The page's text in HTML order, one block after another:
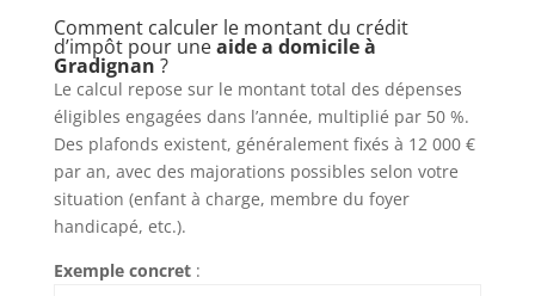
Comment calculer le montant du crédit
d’impôt pour uneaide a domicile à
Gradignan ?
Le calcul repose sur le montant total des dépenses
éligibles engagées dans l’année, multiplié par 50 %.
Des plafonds existent, généralement fixés à 12 000 €
par an, avec des majorations possibles selon votre
situation (enfant à charge, membre du foyer
handicapé, etc.).
Exemple concret: